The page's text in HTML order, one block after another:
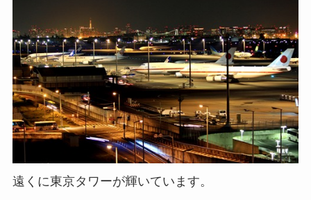
遠くに東京タワーが輝いています。